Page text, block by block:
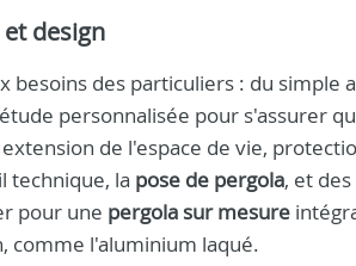
design
besoins des particuliers : du simple
personnalisée pour s'assurer
de l'espace de vie,
technique, la pose de pergola, et
pour une pergola sur mesure
comme l'aluminium laqué.